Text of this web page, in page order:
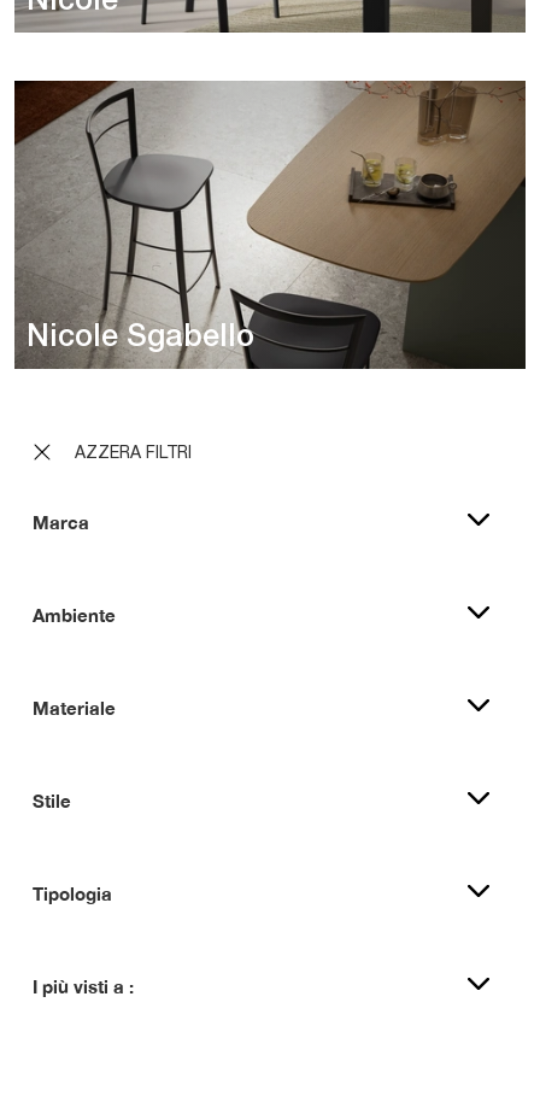
AZZERA FILTRI
Marca
Ambiente
Materiale
Stile
Tipologia
I più visti a :
Nicole Sgabello